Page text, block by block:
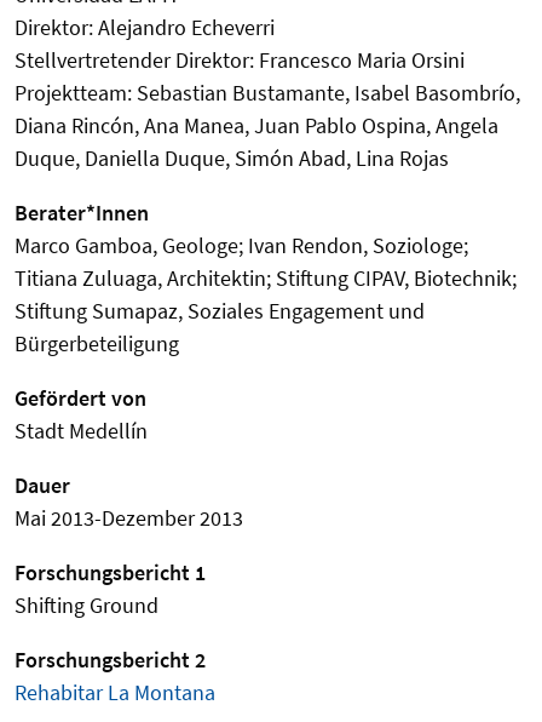
Direktor: Alejandro Echeverri
Stellvertretender Direktor: Francesco Maria Orsini
Projektteam: Sebastian Bustamante, Isabel Basombrío,
Diana Rincón, Ana Manea, Juan Pablo Ospina, Angela
Duque, Daniella Duque, Simón Abad, Lina Rojas
Berater*Innen
Marco Gamboa, Geologe; Ivan Rendon, Soziologe;
Titiana Zuluaga, Architektin; Stiftung CIPAV, Biotechnik;
Stiftung Sumapaz, Soziales Engagement und
Bürgerbeteiligung
Gefördert von
Stadt Medellín
Dauer
Mai 2013-Dezember 2013
Forschungsbericht 1
Shifting Ground
Forschungsbericht 2
Rehabitar La Montana